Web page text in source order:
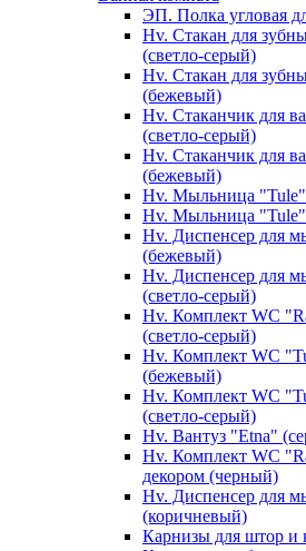
ЭП. Полка угловая
Hv. Стакан для
(светло-серый)
Hv. Стакан для
(бежевый)
Hv. Стаканчик для
(светло-серый)
Hv. Стаканчик для
(бежевый)
Hv. Мыльница "Tule"
Hv. Мыльница
Hv. Диспенсер для
(бежевый)
Hv. Диспенсер для
(светло-серый)
Hv. Комплект WC
(светло-серый)
Hv. Комплект WC
(бежевый)
Hv. Комплект WC
(светло-серый)
Hv. Вантуз "Etna"
Hv. Комплект WC
декором (черный)
Hv. Диспенсер для
(коричневый)
Карнизы для штор и